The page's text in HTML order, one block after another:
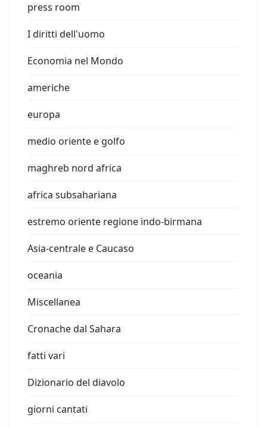
press room
I diritti dell'uomo
Economia nel Mondo
americhe
europa
medio oriente e golfo
maghreb nord africa
africa subsahariana
estremo oriente regione indo-birmana
Asia-centrale e Caucaso
oceania
Miscellanea
Cronache dal Sahara
fatti vari
Dizionario del diavolo
giorni cantati